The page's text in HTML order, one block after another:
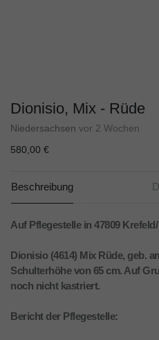
Dionisio, Mix - Rüde
Niedersachsen vor 2 Wochen
580,00 €
Beschreibung
Auf Pflegestelle in 47809
Dionisio (4614) Mix Rüde, geb.
Schulterhöhe von 65 cm. Auf
noch nicht kastriert.
Bericht der Pflegestelle: